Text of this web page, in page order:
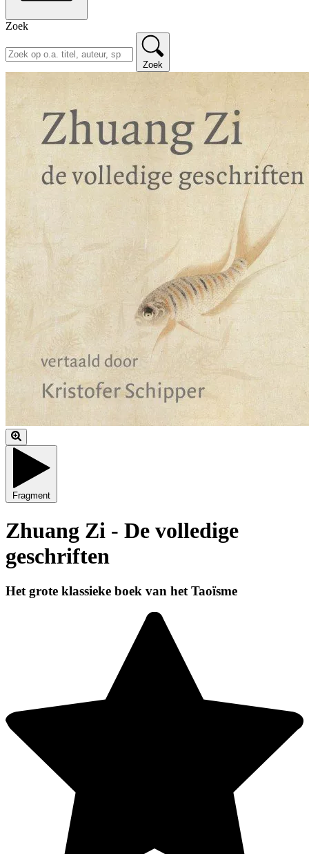
Zoek
Zoek
Fragment
Zhuang Zi - De volledige
geschriften
Het grote klassieke boek van het Taoïsme